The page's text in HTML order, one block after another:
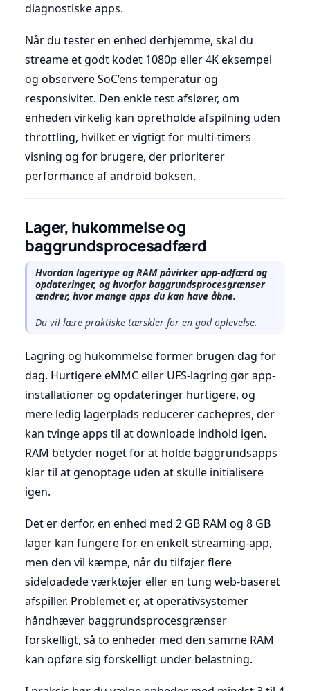
diagnostiske apps.
Når du tester en enhed derhjemme, skal du
streame et godt kodet 1080p eller 4K eksempel
og observere SoC’ens temperatur og
responsivitet. Den enkle test afslører, om
enheden virkelig kan opretholde afspilning uden
throttling, hvilket er vigtigt for multi-timers
visning og for brugere, der prioriterer
performance af android boksen.
Lager, hukommelse og
baggrundsprocesadfærd
Hvordan lagertype og RAM påvirker app-adfærd og
opdateringer, og hvorfor baggrundsprocesgrænser
ændrer, hvor mange apps du kan have åbne.
Du vil lære praktiske tærskler for en god oplevelse.
Lagring og hukommelse former brugen dag for
dag. Hurtigere eMMC eller UFS-lagring gør app-
installationer og opdateringer hurtigere, og
mere ledig lagerplads reducerer cachepres, der
kan tvinge apps til at downloade indhold igen.
RAM betyder noget for at holde baggrundsapps
klar til at genoptage uden at skulle initialisere
igen.
Det er derfor, en enhed med 2 GB RAM og 8 GB
lager kan fungere for en enkelt streaming-app,
men den vil kæmpe, når du tilføjer flere
sideloadede værktøjer eller en tung web-baseret
afspiller. Problemet er, at operativsystemer
håndhæver baggrundsprocesgrænser
forskelligt, så to enheder med den samme RAM
kan opføre sig forskelligt under belastning.